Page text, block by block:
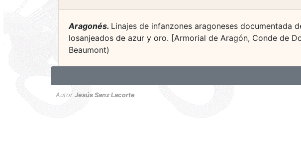
Aragonés. Linajes de infanzones aragoneses documentada
losanjeados de azur y oro. [Armorial de Aragón, Conde de
Beaumont)
Autor Jesús Sanz Lacorte